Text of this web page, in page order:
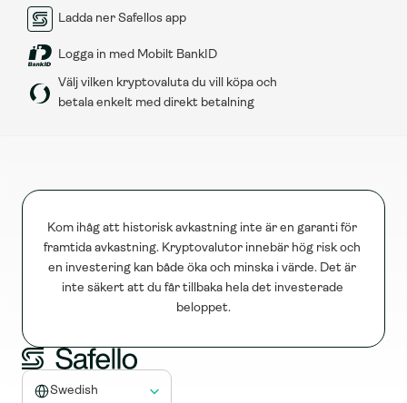
Ladda ner Safellos app
Logga in med Mobilt BankID
Välj vilken kryptovaluta du vill köpa och
betala enkelt med direkt betalning
Kom ihåg att historisk avkastning inte är en garanti för
framtida avkastning. Kryptovalutor innebär hög risk och
en investering kan både öka och minska i värde. Det är
inte säkert att du får tillbaka hela det investerade
beloppet.
Select Language
Swedish